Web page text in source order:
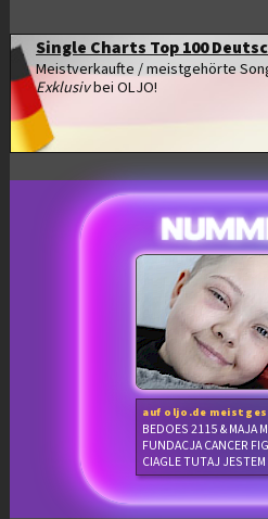
Single Charts Top 100
Meistverkaufte / meistgehörte
Exklusivbei OLJO!
auf oljo.de
BEDOES 2115 & MAJA
FUNDACJA CANCER
CIAGLE TUTAJ JESTEM